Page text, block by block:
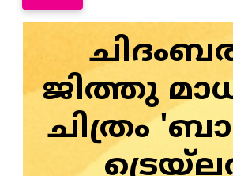
ജിത്തു
ചിത്രം